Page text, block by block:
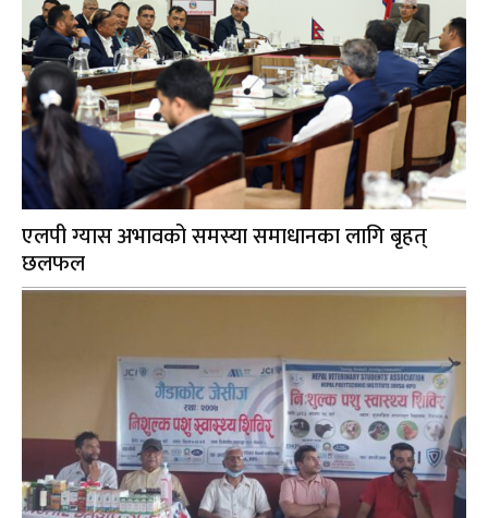
एलपी ग्यास अभावको समस्या समाधानका लागि बृहत्
छलफल